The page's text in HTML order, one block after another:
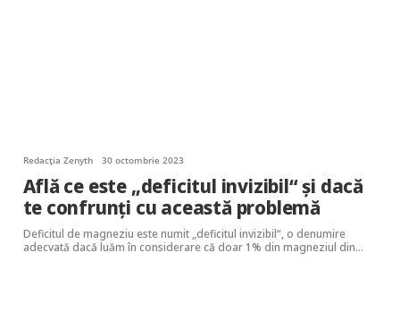
Redacția Zenyth 30 octombrie 2023
Află ce este „deficitul invizibil“ și dacă
te confrunți cu această problemă
Deficitul de magneziu este numit „deficitul invizibil“, o denumire
adecvată dacă luăm în considerare că doar 1% din magneziul din…